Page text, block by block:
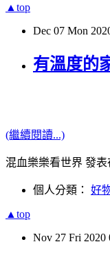
▲top
Dec 07 Mon
有溫度的
(繼續閱讀...)
混血樂樂看世界 發表
個人分類： 好
▲top
Nov 27 Fri 2020